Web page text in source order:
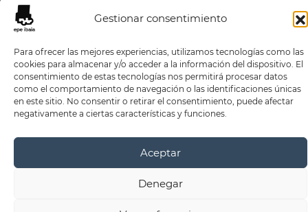
Gestionar consentimiento
Para ofrecer las mejores experiencias, utilizamos tecnologías como las
cookies para almacenar y/o acceder a la información del dispositivo. El
consentimiento de estas tecnologías nos permitirá procesar datos
como el comportamiento de navegación o las identificaciones únicas
en este sitio. No consentir o retirar el consentimiento, puede afectar
negativamente a ciertas características y funciones.
Aceptar
Denegar